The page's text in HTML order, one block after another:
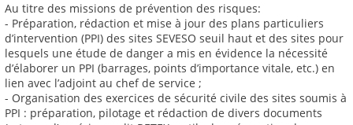
Au titre des missions de prévention des risques:
- Préparation, rédaction et mise à jour des plans particuliers
d’intervention (PPI) des sites SEVESO seuil haut et des sites pour
lesquels une étude de danger a mis en évidence la nécessité
d’élaborer un PPI (barrages, points d’importance vitale, etc.) en
lien avec l’adjoint au chef de service ;
- Organisation des exercices de sécurité civile des sites soumis à
PPI : préparation, pilotage et rédaction de divers documents